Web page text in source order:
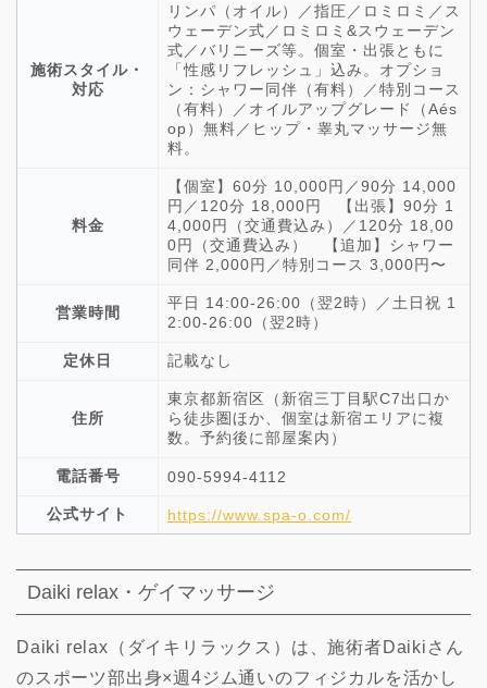
施術スタイル・
対応
リンパ（オイル）／指圧／ロミロミ／ス
ウェーデン式／ロミロミ&スウェーデン
式／バリニーズ等。個室・出張ともに
「性感リフレッシュ」込み。オプショ
ン：シャワー同伴（有料）／特別コース
（有料）／オイルアップグレード（Aés
op）無料／ヒップ・睾丸マッサージ無
料。
料金
【個室】60分 10,000円／90分 14,000
円／120分 18,000円 【出張】90分 1
4,000円（交通費込み）／120分 18,00
0円（交通費込み） 【追加】シャワー
同伴 2,000円／特別コース 3,000円〜
営業時間
平日 14:00-26:00（翌2時）／土日祝 1
2:00-26:00（翌2時）
定休日 記載なし
住所
東京都新宿区（新宿三丁目駅C7出口か
ら徒歩圏ほか、個室は新宿エリアに複
数。予約後に部屋案内）
電話番号 090-5994-4112
公式サイト https://www.spa-o.com/
Daiki relax・ゲイマッサージ
Daiki relax（ダイキリラックス）は、施術者Daikiさん
のスポーツ部出身×週4ジム通いのフィジカルを活かし